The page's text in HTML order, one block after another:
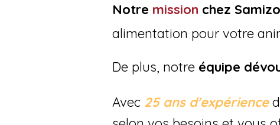
Notre mission chez
alimentation pour votre
De plus, notre équipe
Avec 25 ans d'expérience